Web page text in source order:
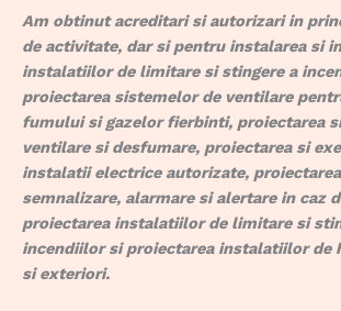
Am obtinut acreditari si autorizari in
de activitate, dar si pentru instalarea si
instalatiilor de limitare si stingere a
proiectarea sistemelor de ventilare
fumului si gazelor fierbinti, proiectarea
ventilare si desfumare, proiectarea si
instalatii electrice autorizate,
semnalizare, alarmare si alertare in caz
proiectarea instalatiilor de limitare si
incendiilor si proiectarea instalatiilor de
si exteriori.